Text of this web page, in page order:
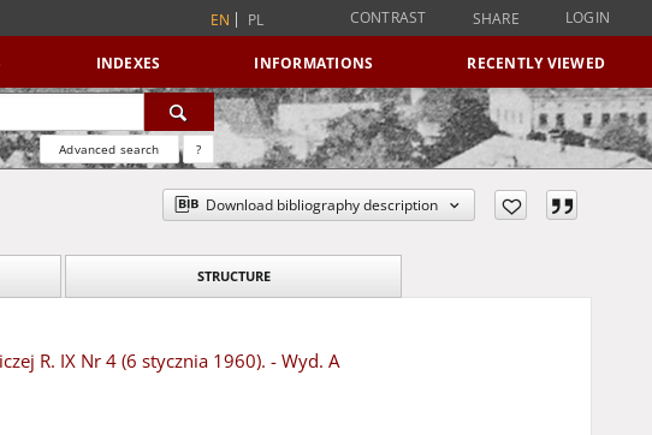
EN PL CONTRAST SHARE LOGIN
INDEXES INFORMATIONS RECENTLY VIEWED
Advanced search ?
Download bibliography description
STRUCTURE
R. IX Nr 4 (6 stycznia 1960). - Wyd. A